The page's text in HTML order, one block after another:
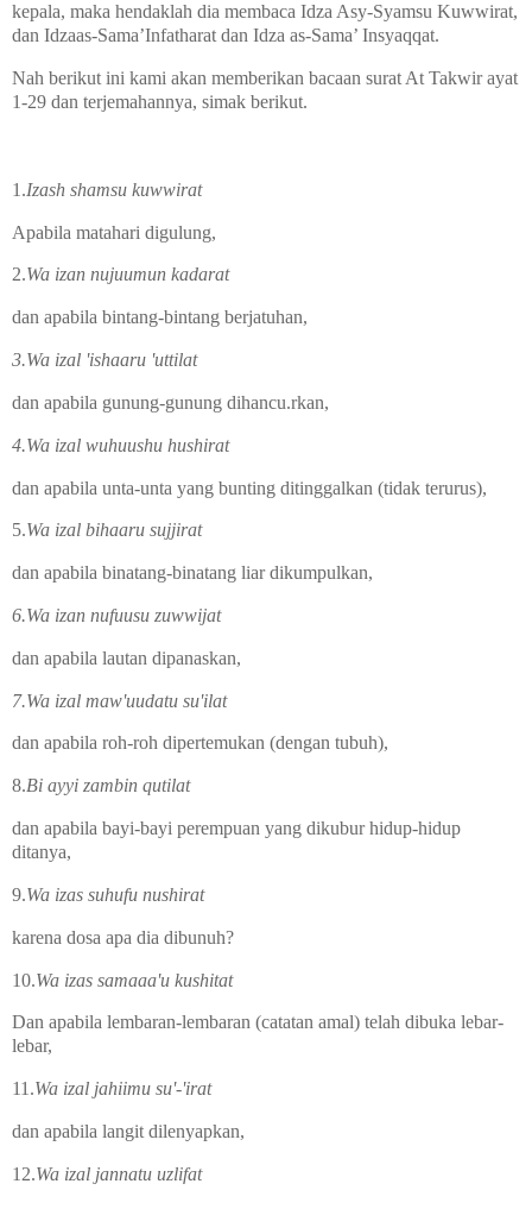
kepala, maka hendaklah dia membaca Idza Asy-Syamsu Kuwwirat,
dan Idzaas-Sama’Infatharat dan Idza as-Sama’ Insyaqqat.
Nah berikut ini kami akan memberikan bacaan surat At Takwir ayat
1-29 dan terjemahannya, simak berikut.
1.Izash shamsu kuwwirat
Apabila matahari digulung,
2.Wa izan nujuumun kadarat
dan apabila bintang-bintang berjatuhan,
3.Wa izal 'ishaaru 'uttilat
dan apabila gunung-gunung dihancu.rkan,
4.Wa izal wuhuushu hushirat
dan apabila unta-unta yang bunting ditinggalkan (tidak terurus),
5.Wa izal bihaaru sujjirat
dan apabila binatang-binatang liar dikumpulkan,
6.Wa izan nufuusu zuwwijat
dan apabila lautan dipanaskan,
7.Wa izal maw'uudatu su'ilat
dan apabila roh-roh dipertemukan (dengan tubuh),
8.Bi ayyi zambin qutilat
dan apabila bayi-bayi perempuan yang dikubur hidup-hidup
ditanya,
9.Wa izas suhufu nushirat
karena dosa apa dia dibunuh?
10.Wa izas samaaa'u kushitat
Dan apabila lembaran-lembaran (catatan amal) telah dibuka lebar-
lebar,
11.Wa izal jahiimu su'-'irat
dan apabila langit dilenyapkan,
12.Wa izal jannatu uzlifat